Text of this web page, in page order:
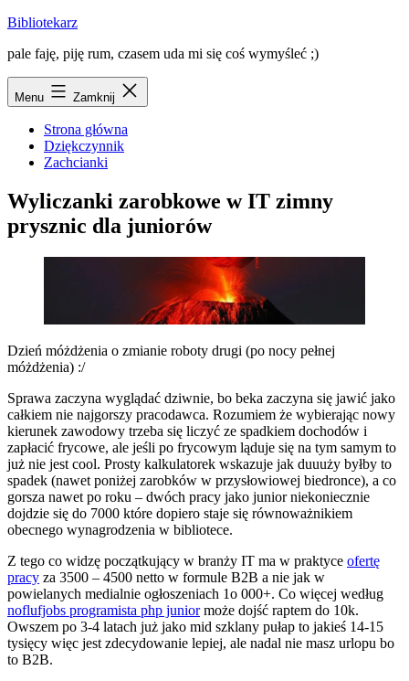
Przejdź
treści
Bibliotekarz
pale faję, piję rum, czasem uda mi się coś wymyśleć ;)
Menu Zamknij
Strona główna
Dziękczynnik
Zachcianki
Wyliczanki zarobkowe w IT zimny
prysznic dla juniorów
Dzień móżdżenia o zmianie roboty drugi (po nocy pełnej
móżdżenia) :/
Sprawa zaczyna wyglądać dziwnie, bo beka zaczyna się jawić jako
całkiem nie najgorszy pracodawca. Rozumiem że wybierając nowy
kierunek zawodowy trzeba się liczyć ze spadkiem dochodów i
zapłacić frycowe, ale jeśli po frycowym ląduje się na tym samym to
już nie jest cool. Prosty kalkulatorek wskazuje jak duuuży byłby to
spadek (nawet poniżej zarobków w przysłowiowej biedronce), a co
gorsza nawet po roku – dwóch pracy jako junior niekoniecznie
dojdzie się do 7000 które dopiero staje się równoważnikiem
obecnego wynagrodzenia w bibliotece.
Z tego co widzę początkujący w branży IT ma w praktyce ofertę
pracy za 3500 – 4500 netto w formule B2B a nie jak w
powielanych medialnie ogłoszeniach 1o 000+. Co więcej według
noflufjobs programista php juniormoże dojść raptem do 10k.
Owszem po 3-4 latach już jako mid szklany pułap to jakieś 14-15
tysięcy więc jest zdecydowanie lepiej, ale nadal nie masz urlopu bo
to B2B.